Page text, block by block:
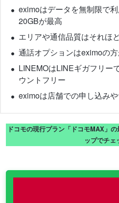
eximoはデータを無制限で
20GBが最高
エリアや通信品質はそれほ
通話オプションはeximoの
LINEMOはLINEギガフリー
ウントフリー
eximoは店舗での申し込み
ドコモの現行プラン「ドコモMAX」
ップでチェ